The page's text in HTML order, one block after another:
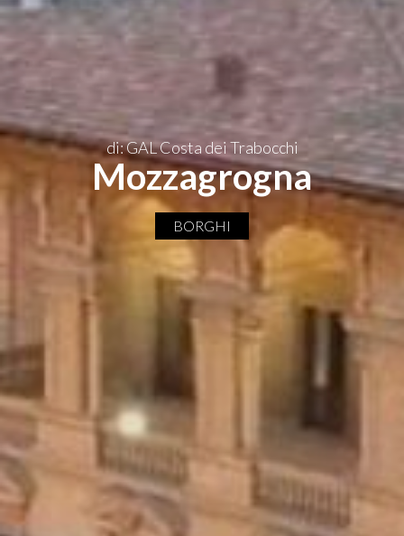
di: GAL Costa dei Trabocchi
Mozzagrogna
BORGHI